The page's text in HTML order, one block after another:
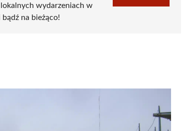
wydarzeniach w
na bieżąco!